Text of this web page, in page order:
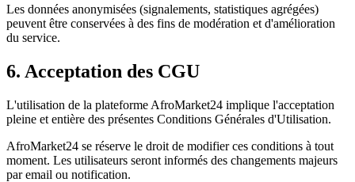
Les données anonymisées (signalements, statistiques agrégées)
peuvent être conservées à des fins de modération et d'amélioration
du service.
6. Acceptation des CGU
L'utilisation de la plateforme AfroMarket24 implique l'acceptation
pleine et entière des présentes Conditions Générales d'Utilisation.
AfroMarket24 se réserve le droit de modifier ces conditions à tout
moment. Les utilisateurs seront informés des changements majeurs
par email ou notification.